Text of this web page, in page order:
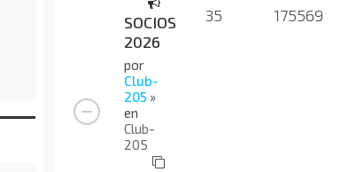
SOCIOS
2026
por
Club-
205 »
en
Club-
205
35 175569